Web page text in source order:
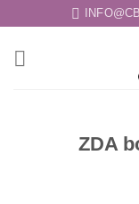
vsebino
ZDA